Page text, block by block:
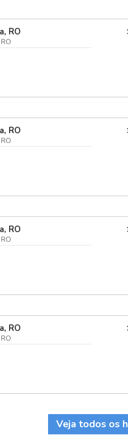
RO
RO
RO
RO
Veja todos os